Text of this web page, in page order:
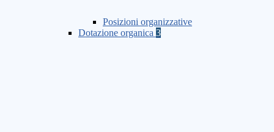
Posizioni organizzative
Dotazione organica 3